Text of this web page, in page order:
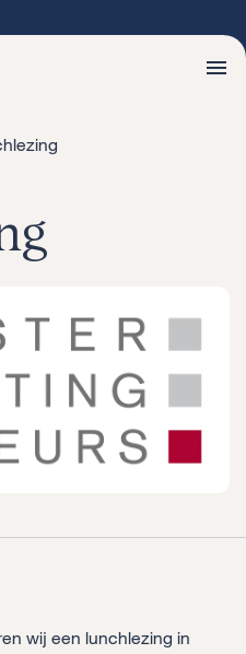
wij een lunchlezing in